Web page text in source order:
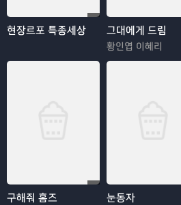
현장르포 특종세상 그대에게 드림
황인엽 이혜리
구해줘 홈즈 눈동자